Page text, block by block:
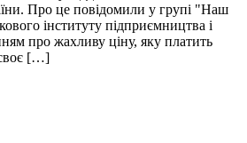
Про це повідомили у групі "Наш
інституту підприємництва і
про жахливу ціну, яку платить
своє […]